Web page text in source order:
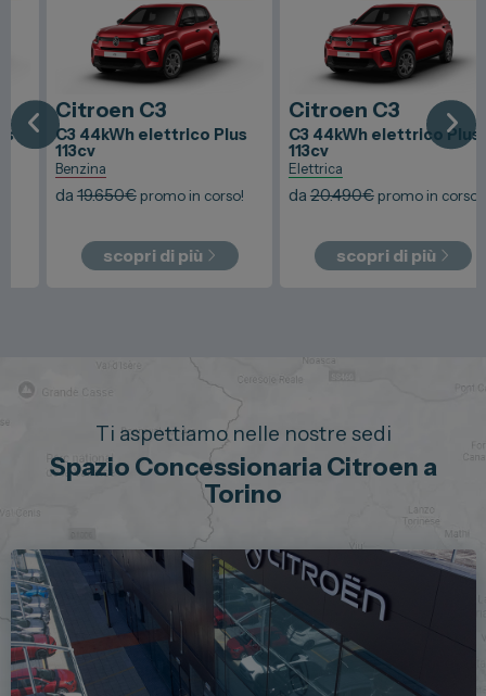
CitroenC3
C3 44kWh elettrico Plus
113cv
Benzina
19.650€promo in corso!
scopri di più
CitroenC3
C3 44kWh elettrico Plus
113cv
Elettrica
20.490€promo in corso!
scopri di più
Ti aspettiamo nelle nostre sedi
Spazio Concessionaria Citroen a
Torino